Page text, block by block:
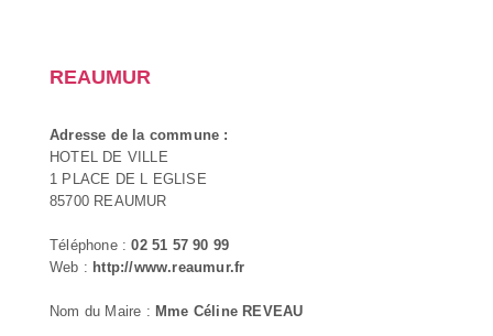
REAUMUR
Adresse de la commune :
HOTEL DE VILLE
1 PLACE DE L EGLISE
85700 REAUMUR
Téléphone :02 51 57 90 99
Web : http://www.reaumur.fr
Nom du Maire : Mme Céline REVEAU